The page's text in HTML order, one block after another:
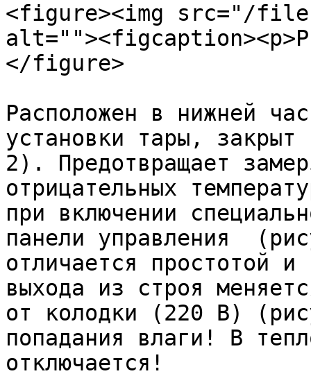
<figure><img src="/files/
</figure>
Расположен в нижней
установки тары, закрыт
2). Предотвращает
отрицательных
при включении
панели управления
отличается простотой
выхода из строя
от колодки (220 В)
попадания влаги! В
отключается!